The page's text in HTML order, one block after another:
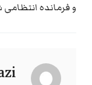
و فرمانده